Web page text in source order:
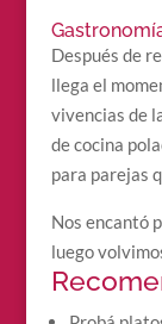
Después de
llega el
vivencias de
de cocina
para parejas
Nos encantó
luego